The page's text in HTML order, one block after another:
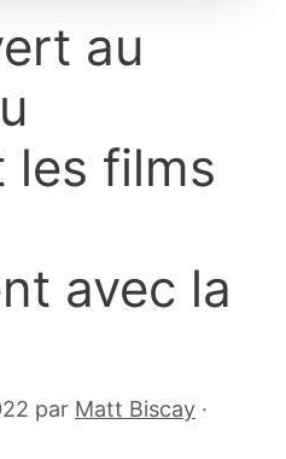
au
les films
avec la
22
par Matt Biscay ·